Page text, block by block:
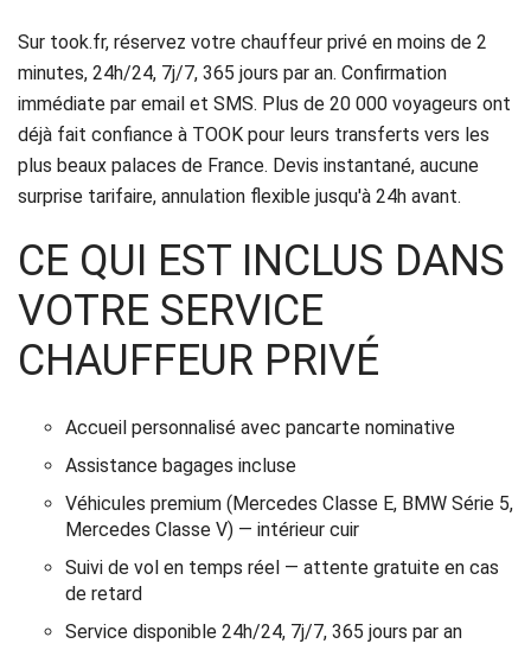
Sur took.fr, réservez votre chauffeur privé en moins de 2
minutes, 24h/24, 7j/7, 365 jours par an. Confirmation
immédiate par email et SMS. Plus de 20 000 voyageurs ont
déjà fait confiance à TOOK pour leurs transferts vers les
plus beaux palaces de France. Devis instantané, aucune
surprise tarifaire, annulation flexible jusqu'à 24h avant.
CE QUI EST INCLUS DANS
VOTRE SERVICE
CHAUFFEUR PRIVÉ
Accueil personnalisé avec pancarte nominative
Assistance bagages incluse
Véhicules premium (Mercedes Classe E, BMW Série 5,
Mercedes Classe V) — intérieur cuir
Suivi de vol en temps réel — attente gratuite en cas
de retard
Service disponible 24h/24, 7j/7, 365 jours par an